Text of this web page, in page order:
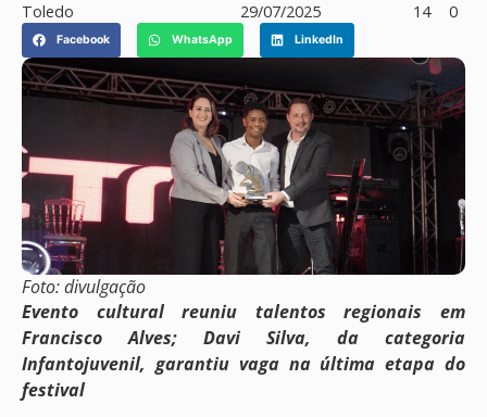
Toledo
29/07/2025
14
0
Facebook WhatsApp LinkedIn
Foto: divulgação
Evento cultural reuniu talentos regionais em
Francisco Alves; Davi Silva, da categoria
Infantojuvenil, garantiu vaga na última etapa do
festival